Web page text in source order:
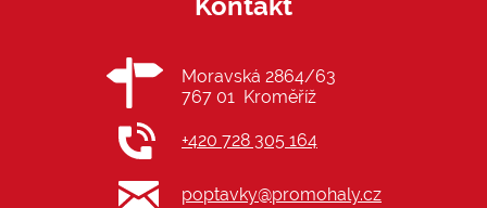
Moravská 2864/63
767 01 Kroměříž
+420 728 305 164
poptavky@promohaly.cz